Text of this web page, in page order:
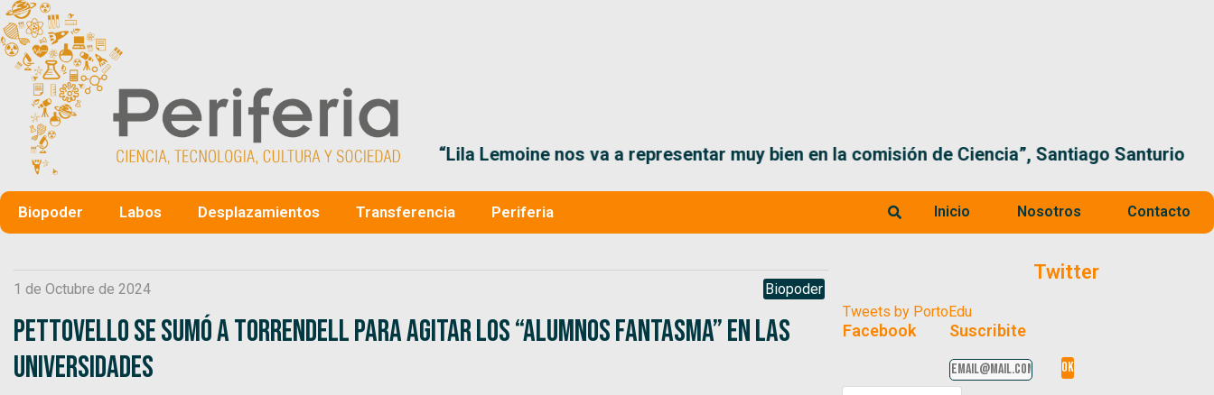
“Lila Lemoine nos va a representar muy bien en la comisión de Ciencia”, Santiago Santurio
Biopoder Labos Desplazamientos Transferencia Periferia Inicio Nosotros Contacto
1 de Octubre de 2024 Biopoder
Pettovello se sumó a Torrendell para agitar los “alumnos fantasma” en las
universidades
Twitter
Tweets by PortoEdu
Facebook Suscribite